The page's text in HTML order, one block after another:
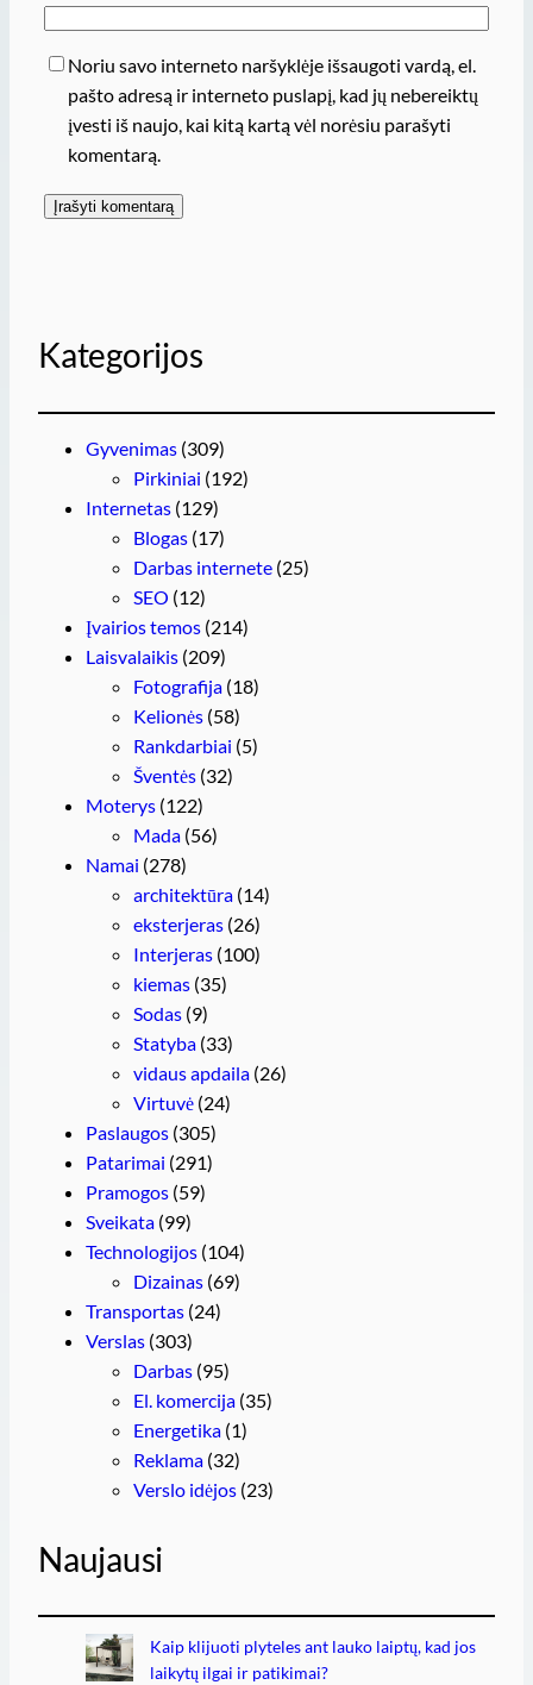
Noriu savo interneto naršyklėje išsaugoti vardą, el.
pašto adresą ir interneto puslapį, kad jų nebereiktų
įvesti iš naujo, kai kitą kartą vėl norėsiu parašyti
komentarą.
Kategorijos
Gyvenimas (309)
Pirkiniai (192)
Internetas (129)
Blogas (17)
Darbas internete (25)
SEO (12)
Įvairios temos (214)
Laisvalaikis (209)
Fotografija (18)
Kelionės (58)
Rankdarbiai (5)
Šventės (32)
Moterys (122)
Mada (56)
Namai (278)
architektūra (14)
eksterjeras (26)
Interjeras (100)
kiemas (35)
Sodas (9)
Statyba (33)
vidaus apdaila (26)
Virtuvė (24)
Paslaugos (305)
Patarimai (291)
Pramogos (59)
Sveikata (99)
Technologijos (104)
Dizainas (69)
Transportas (24)
Verslas (303)
Darbas (95)
El. komercija (35)
Energetika (1)
Reklama (32)
Verslo idėjos (23)
Naujausi
Kaip klijuoti plyteles ant lauko laiptų, kad jos
laikytų ilgai ir patikimai?